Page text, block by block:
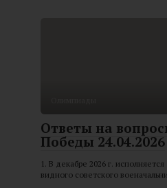
Ответы на
Победы 24.04.2026
1. В декабре 2026 г.
видного советского